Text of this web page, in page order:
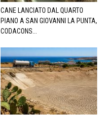
CANE LANCIATO DAL QUARTO
PIANO A SAN GIOVANNI LA PUNTA,
CODACONS...